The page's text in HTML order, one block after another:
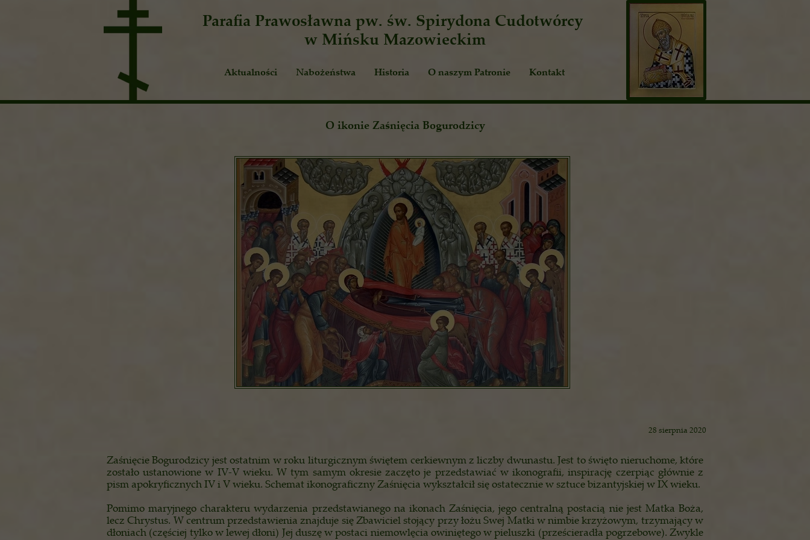
28 sierpnia 2020
Zaśnięcie Bogurodzicy jest ostatnim w roku liturgicznym świętem cerkiewnym z liczby dwunastu. Jest to święto nieruchome, które
zostało ustanowione w IV-V wieku. W tym samym okresie zaczęto je przedstawiać w ikonografii, inspirację czerpiąc głównie z
pism apokryficznych IV i V wieku. Schemat ikonograficzny Zaśnięcia wykształcił się ostatecznie w sztuce bizantyjskiej w IX wieku.
Pomimo maryjnego charakteru wydarzenia przedstawianego na ikonach Zaśnięcia, jego centralną postacią nie jest Matka Boża,
lecz Chrystus. W centrum przedstawienia znajduje się Zbawiciel stojący przy łożu Swej Matki w nimbie krzyżowym, trzymający w
dłoniach (częściej tylko w lewej dłoni) Jej duszę w postaci niemowlęcia owiniętego w pieluszki (prześcieradła pogrzebowe). Zwykle
O ikonie Zaśnięcia Bogurodzicy
Parafia Prawosławna pw. św. Spirydona Cudotwórcy
w Mińsku Mazowieckim
Aktualności
Nabożeństwa Historia
O naszym Patronie
Relikwie
Tremitunt i Korfu
Kontakt